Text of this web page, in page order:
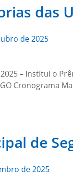
das
de 2025
– Institui o
Cronograma
de
de 2025